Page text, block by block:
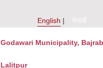
English
नेपाली
Godawari Municipality,
Lalitpur